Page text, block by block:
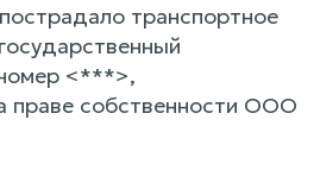
транспортное
<***>,
праве собственности ООО